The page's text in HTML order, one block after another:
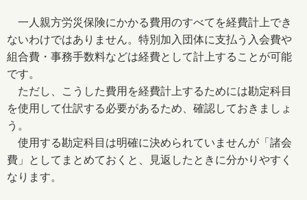
一人親方労災保険にかかる費用のすべてを経費計上でき
ないわけではありません。特別加入団体に支払う入会費や
組合費・事務手数料などは経費として計上することが可能
です。
ただし、こうした費用を経費計上するためには勘定科目
を使用して仕訳する必要があるため、確認しておきましょ
う。
使用する勘定科目は明確に決められていませんが「諸会
費」としてまとめておくと、見返したときに分かりやすく
なります。